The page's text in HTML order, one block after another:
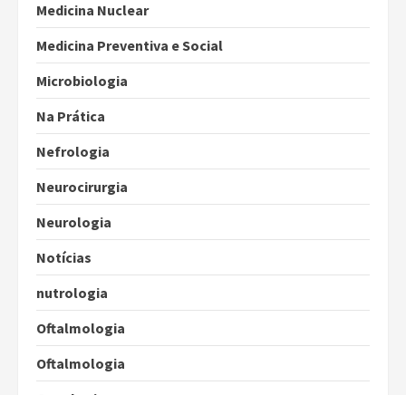
Medicina Nuclear
Medicina Preventiva e Social
Microbiologia
Na Prática
Nefrologia
Neurocirurgia
Neurologia
Notícias
nutrologia
Oftalmologia
Oftalmologia